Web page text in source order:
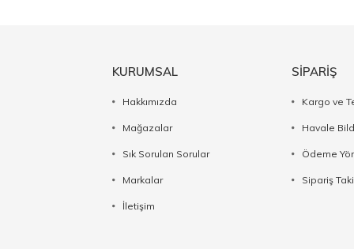
KURUMSAL
Hakkımızda
Mağazalar
Sık Sorulan Sorular
Markalar
İletişim
SİPARİŞ
Kargo ve
Havale
Ödeme
Sipariş